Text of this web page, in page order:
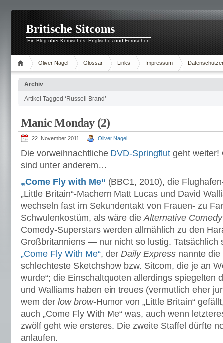
Britische Sitcoms
Ein Blog über Komisches, Englisches und Fernsehen
Oliver Nagel Glossar Links Impressum
Archiv
Artikel Tagged ‘Russell Brand’
Manic Monday (2)
22. November 2011 Oliver Nagel
Die vorweihnachtliche DVD-Springflut geht weiter!
sind unter anderem…
„Come Fly with Me“ (BBC1, 2010), die
„Little Britain“-Machern Matt Lucas und David
wechseln fast im Sekundentakt von Frauen- zu
Schwulenkostüm, als wäre dieAlternative Comedy
Comedy-Superstars werden allmählich zu den
Großbritanniens — nur nicht so lustig. Tatsächlich
„Come Fly With Me“, der Daily Express nannte die
schlechteste Sketchshow bzw. Sitcom, die je an
wurde“; die Einschaltquoten allerdings spiegelten
und Walliams haben ein treues (vermutlich eher
wem der low brow-Humor von „Little Britain“
auch „Come Fly With Me“ was, auch wenn
zwölf geht wie ersteres. Die zweite Staffel dürfte
anlaufen.